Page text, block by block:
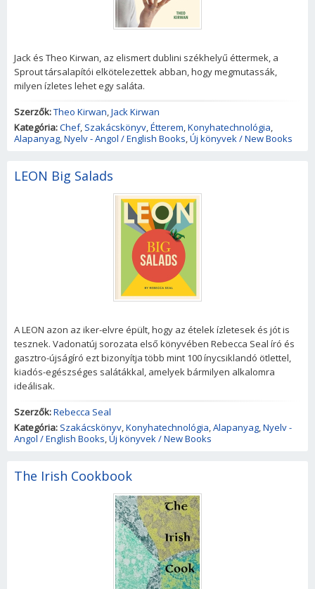
Jack és Theo Kirwan, az elismert dublini székhelyű éttermek, a
Sprout társalapítói elkötelezettek abban, hogy megmutassák,
milyen ízletes lehet egy saláta.
Szerzők:Theo Kirwan,Jack Kirwan
Kategória:Chef, Szakácskönyv,Étterem,Konyhatechnológia,
Alapanyag,Nyelv - Angol / English Books,Új könyvek / New Books
LEON Big Salads
A LEON azon az iker-elvre épült, hogy az ételek ízletesek és jót is
tesznek. Vadonatúj sorozata első könyvében Rebecca Seal író és
gasztro-újságíró ezt bizonyítja több mint 100 ínycsiklandó ötlettel,
kiadós-egészséges salátákkal, amelyek bármilyen alkalomra
ideálisak.
Szerzők:Rebecca Seal
Kategória: Szakácskönyv,Konyhatechnológia,Alapanyag,Nyelv -
Angol / English Books,Új könyvek / New Books
The Irish Cookbook